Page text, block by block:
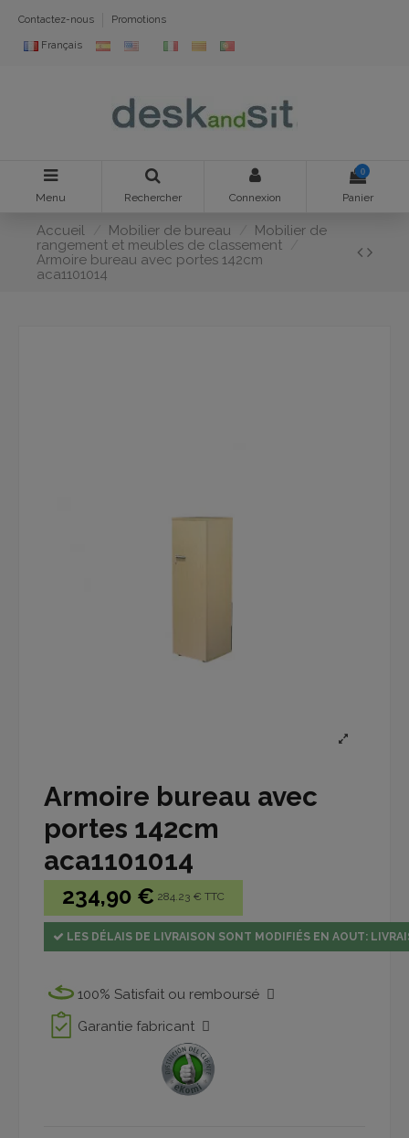
Contactez-nous Promotions
Français
Menu Rechercher Connexion
0
Panier
Accueil Mobilier de bureau
Mobilier de
rangement et meubles de classement
Armoire bureau avec portes 142cm
aca1101014
Armoire bureau avec
portes 142cm
aca1101014
234,90 € 284.23 € TTC
LES DÉLAIS DE LIVRAISON SONT MODIFIÉS EN AOUT:
100% Satisfait ou remboursé
Garantie fabricant